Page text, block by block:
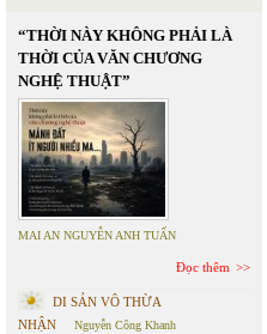
“THỜI NÀY KHÔNG PHẢI LÀ
THỜI CỦA VĂN CHƯƠNG
NGHỆ THUẬT”
MAI AN NGUYỄN ANH TUẤN
Đọc thêm
DI SẢN VÔ THỪA
NHẬN
Nguyễn Công Khanh